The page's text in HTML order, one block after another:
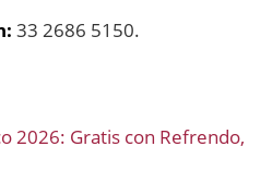
33 2686 5150.
2026: Gratis con Refrendo,